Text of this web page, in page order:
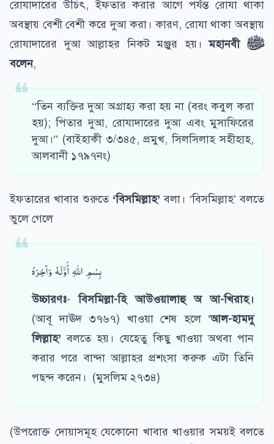
রোযাদারের উচিৎ, ইফতার করার আগে পর্যন্ত রোযা থাকা
অবস্থায় বেশী বেশী করে দুআ করা। কারণ, রোযা থাকা অবস্থায়
রোযাদারের দুআ আল্লাহর নিকট মঞ্জুর হয়।মহানবীﷺ
বলেন,
‘‘তিন ব্যক্তির দুআ অগ্রাহ্য করা হয় না (বরং কবুল করা
হয়); পিতার দুআ, রোযাদারের দুআ এবং মুসাফিরের
দুআ।’’ (বাইহাকী ৩/৩৪৫, প্রমুখ, সিলসিলাহ সহীহাহ,
আলবানী ১৭৯৭নং)
ইফতারের খাবার শুরুতে ‘বিসমিল্লাহ’বলা। ‘বিসমিল্লাহ’ বলতে
ভুলে গেলে
بِسْمِ اللهِ أَوَّلَهُ وَآخِرَهُ
উচ্চারণঃ-বিসমিল্লা-হি আউওয়ালাহু অ আ-খিরাহ।
(আবূ দাঊদ ৩৭৬৭) খাওয়া শেষ হলে ‘আল-হামদু
লিল্লাহ’ বলতে হয়। যেহেতু কিছু খাওয়া অথবা পান
করার পরে বান্দা আল্লাহর প্রশংসা করুক এটা তিনি
পছন্দ করেন। (মুসলিম ২৭৩৪)
(উপরোক্ত দোয়াসমূহ যেকোনো খাবার খাওয়ার সময়ই বলতে